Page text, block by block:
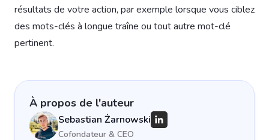
résultats de votre action, par exemple lorsque vous ciblez
des mots-clés à longue traîne ou tout autre mot-clé
pertinent.
À propos de l'auteur
Sebastian Żarnowski
Cofondateur & CEO